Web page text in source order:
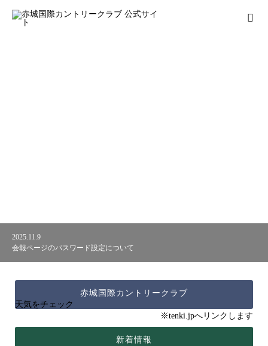
2025.11.9
会報ページのパスワード設定について
2026.08.2
大浴場営業再開のお知らせ
2026.07.25
昼休み時間の対応変更について
2026.07.15
9月の使用グリーン
2026.07.15
8月の使用グリーン
2026.06.23
7月の使用グリーン
2026.06.18
ガチャガチャレンジ開催のお知らせ
2026.06.2
6月3日（水）クローズのお知らせ
2026.05.27
6月の使用グリーン
2026.05.27
アプローチ練習場閉鎖のお知らせ
2026.05.18
9月27日（日）交通規制のお知らせ
赤城国際カントリークラブ
天気をチェック
※tenki.jpへリンクします
新着情報